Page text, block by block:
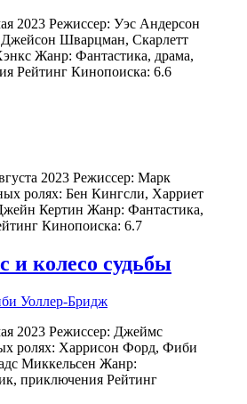
2023 Режиссер: Уэс Андерсон
Шварцман, Скарлетт
Жанр: Фантастика, драма,
Рейтинг Кинопоиска: 6.6
2023 Режиссер: Марк
ролях: Бен Кингсли, Харриет
Кертин Жанр: Фантастика,
Кинопоиска: 6.7
колесо судьбы
2023 Режиссер: Джеймс
ролях: Харрисон Форд, Фиби
Миккельсен Жанр:
приключения Рейтинг